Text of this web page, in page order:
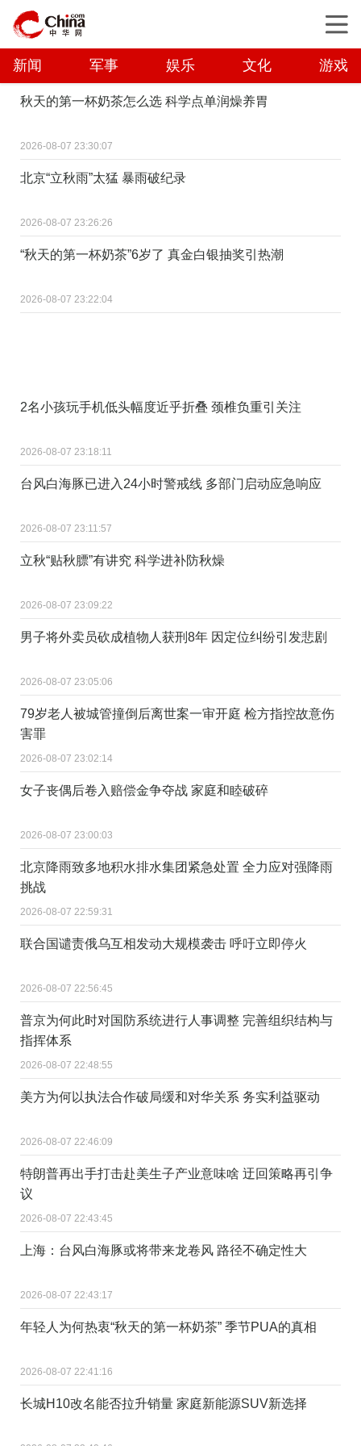
新闻 军事 娱乐 文化 游戏
秋天的第一杯奶茶怎么选 科学点单润燥养胃
2026-08-07 23:30:07
北京“立秋雨”太猛 暴雨破纪录
2026-08-07 23:26:26
“秋天的第一杯奶茶”6岁了 真金白银抽奖引热潮
2026-08-07 23:22:04
2名小孩玩手机低头幅度近乎折叠 颈椎负重引关注
2026-08-07 23:18:11
台风白海豚已进入24小时警戒线 多部门启动应急响应
2026-08-07 23:11:57
立秋“贴秋膘”有讲究 科学进补防秋燥
2026-08-07 23:09:22
男子将外卖员砍成植物人获刑8年 因定位纠纷引发悲剧
2026-08-07 23:05:06
79岁老人被城管撞倒后离世案一审开庭 检方指控故意伤
害罪
2026-08-07 23:02:14
女子丧偶后卷入赔偿金争夺战 家庭和睦破碎
2026-08-07 23:00:03
北京降雨致多地积水排水集团紧急处置 全力应对强降雨
挑战
2026-08-07 22:59:31
联合国谴责俄乌互相发动大规模袭击 呼吁立即停火
2026-08-07 22:56:45
普京为何此时对国防系统进行人事调整 完善组织结构与
指挥体系
2026-08-07 22:48:55
美方为何以执法合作破局缓和对华关系 务实利益驱动
2026-08-07 22:46:09
特朗普再出手打击赴美生子产业意味啥 迂回策略再引争
议
2026-08-07 22:43:45
上海：台风白海豚或将带来龙卷风 路径不确定性大
2026-08-07 22:43:17
年轻人为何热衷“秋天的第一杯奶茶” 季节PUA的真相
2026-08-07 22:41:16
长城H10改名能否拉升销量 家庭新能源SUV新选择